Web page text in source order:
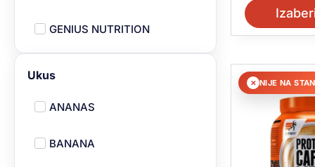
GENIUS NUTRITION
NUTRIVERSUM
QNT
Ukus
ANANAS
BANANA
✕ NIJE NA